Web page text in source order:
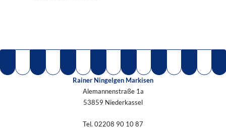
Rainer Ningelgen Markisen
Alemannenstraße 1a
53859 Niederkassel
Tel. 02208 90 10 87